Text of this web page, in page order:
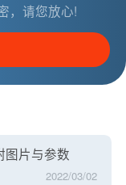
，请您放心!
图片与参数
2022/03/02